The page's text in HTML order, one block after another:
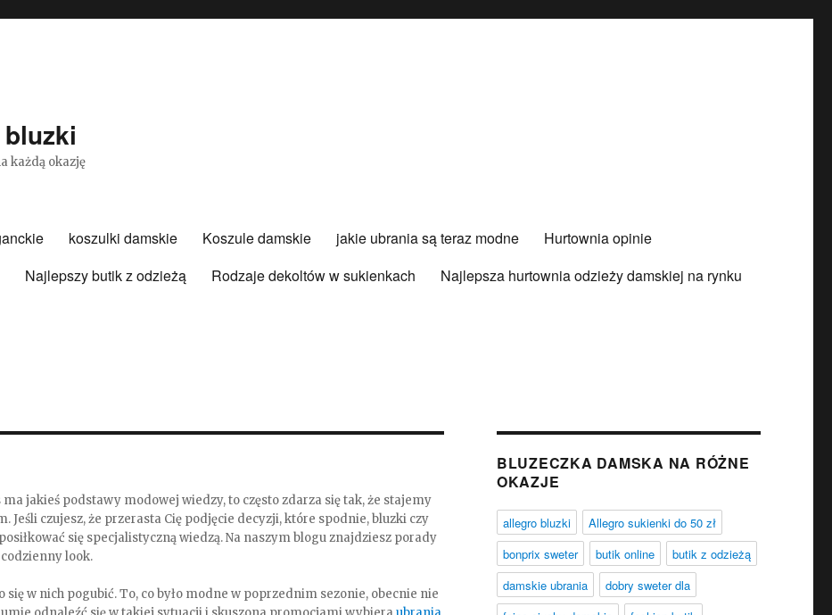
każdą okazję
koszulki damskie Koszule damskie jakie ubrania są teraz modne
Hurtownia opinie
Najlepszy butik z odzieżą Rodzaje dekoltów w sukienkach
Najlepsza hurtownia odzieży damskiej na rynku
jakieś podstawy modowej wiedzy, to często zdarza się tak, że stajemy
czujesz, że przerasta Cię podjęcie decyzji, które spodnie, bluzki czy
się specjalistyczną wiedzą. Na naszym blogu znajdziesz porady
look.
w nich pogubić. To, co było modne w poprzednim sezonie, obecnie nie
BLUZECZKA DAMSKA NA RÓŻNE
OKAZJE
allegro bluzki
Allegro sukienki do 50 zł
bonprix sweter
butik online
butik z odzieżą
damskie ubrania
dobry sweter dla